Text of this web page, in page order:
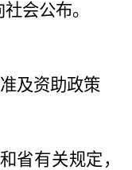
会公布。
及资助政策
省有关规定，